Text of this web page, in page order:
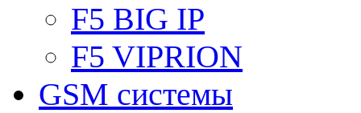
F5 BIG IP
F5 VIPRION
GSM системы